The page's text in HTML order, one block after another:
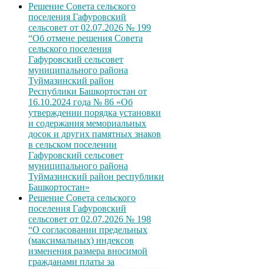
Решение Совета сельского
поселения Гафуровский
сельсовет от 02.07.2026 № 199
“Об отмене решения Совета
сельского поселения
Гафуровский сельсовет
муниципального района
Туймазинский район
Республики Башкортостан от
16.10.2024 года № 86 «Об
утверждении порядка установки
и содержания мемориальных
досок и других памятных знаков
в сельском поселении
Гафуровский сельсовет
муниципального района
Туймазинский район республики
Башкортостан»
Решение Совета сельского
поселения Гафуровский
сельсовет от 02.07.2026 № 198
“О согласовании предельных
(максимальных) индексов
изменения размера вносимой
гражданами платы за